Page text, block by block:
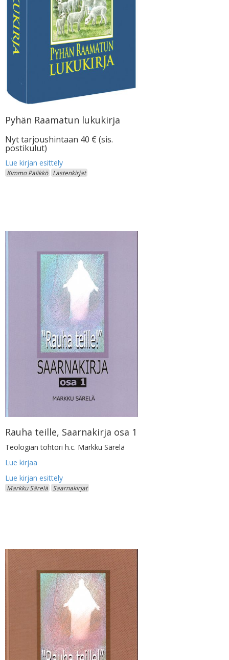
Pyhän Raamatun lukukirja
Nyt tarjoushintaan 40 € (sis.
postikulut)
Kimmo Pälikkö Lastenkirjat
Rauha teille, Saarnakirja osa 1
Teologian tohtori h.c. Markku Särelä
Lue kirjaa
Markku Särelä Saarnakirjat